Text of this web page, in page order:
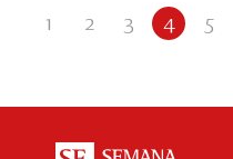
1 2 3 4 5